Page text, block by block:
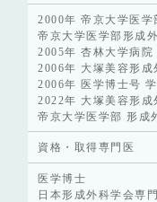
2000年 帝京大学医
帝京大学医学部形成
2005年 杏林大学病
2006年 大塚美容形成
2006年 医学博士号
2022年 大塚美容形成
帝京大学医学部 形成
資格・取得専門医
医学博士
日本形成外科学会専